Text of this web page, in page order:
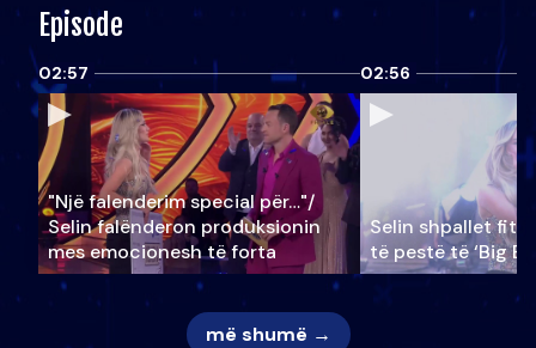
Episode
02:57
"Një falenderim special për…"/
Selin falënderon produksionin
mes emocionesh të forta
02:56
Selin shpallet
të pestë të ‘Big
më shumë →